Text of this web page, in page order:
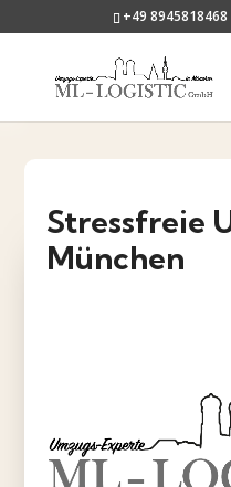
+49 8945818468
Stressfreie
München